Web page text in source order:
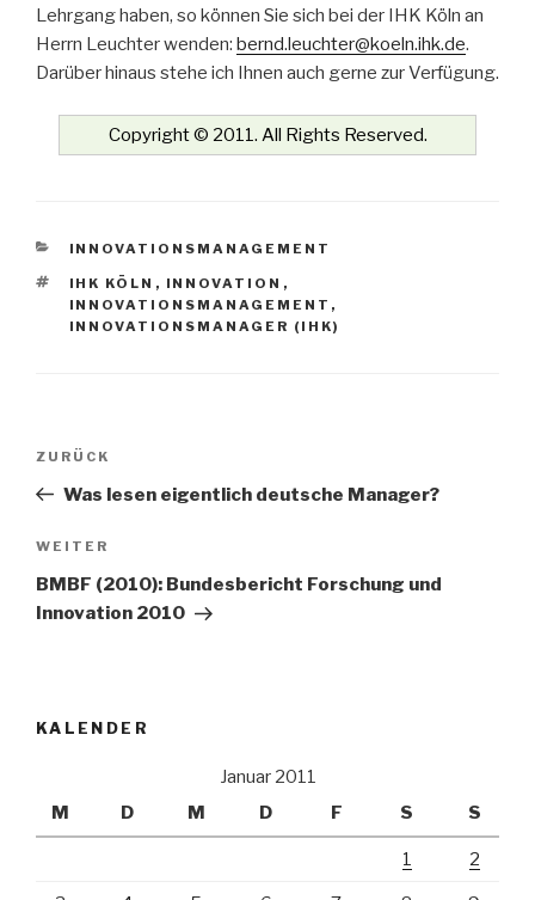
Lehrgang haben, so können Sie sich bei der IHK Köln an
Herrn Leuchter wenden: bernd.leuchter@koeln.ihk.de.
Darüber hinaus stehe ich Ihnen auch gerne zur Verfügung.
Copyright © 2011. All Rights Reserved.
KATEGORIEN
INNOVATIONSMANAGEMENT
SCHLAGWÖRTER
IHK KÖLN , INNOVATION ,
INNOVATIONSMANAGEMENT ,
INNOVATIONSMANAGER (IHK)
Beitrags-
Vorheriger
Beitrag
ZURÜCK
Was lesen eigentlich deutsche Manager?
Nächster
Beitrag
WEITER
BMBF (2010): Bundesbericht Forschung und
Innovation 2010
KALENDER
Januar 2011
M
D M D F S S
1 2